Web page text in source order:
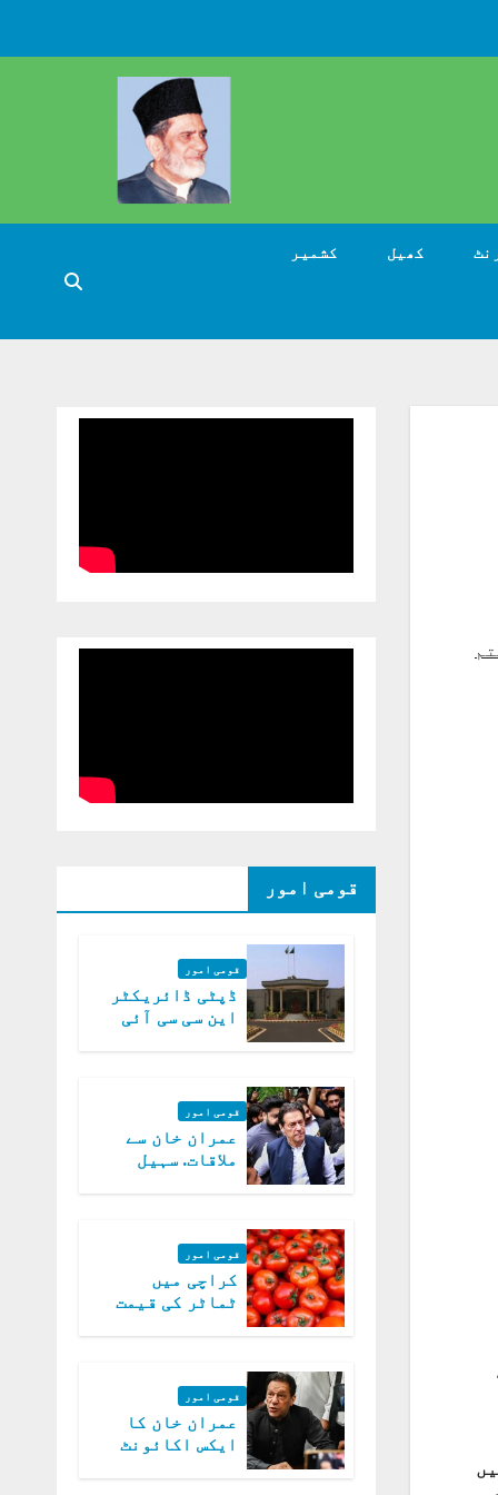
کھیل کشمیر
قومی امور
قومی امور
ڈپٹی ڈائریکٹر
این سی سی آئی
قومی امور
عمران خان سے
ملاقات. سہیل
قومی امور
کراچی میں
ٹماٹر کی قیمت
قومی امور
عمران خان کا
ایکس اکائونٹ